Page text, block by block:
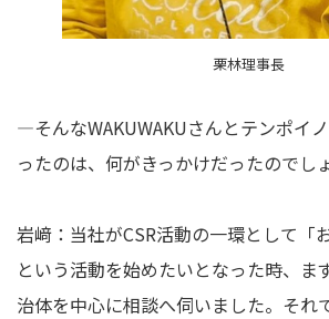
栗林理事長
―そんなWAKUWAKUさんとテンポイ
ったのは、何がきっかけだったのでし
岩﨑：当社がCSR活動の一環として「
という活動を始めたいとなった時、ま
治体を中心に相談へ伺いました。それ